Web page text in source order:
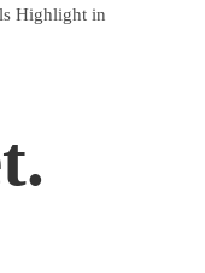
Highlight in